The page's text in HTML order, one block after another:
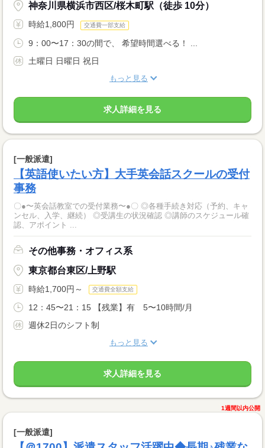
神奈川県横浜市西区/桜木町駅（徒歩 10分）
時給1,800円 交通費一部支給
9：00〜17：30の間で、 希望時間選べる！ ...
土曜日 日曜日 祝日
もっと見る
求人詳細を見る
[一般派遣]
【英語使いたい方】大手英会話スクールの受付
事務
〇●〜英会話教室での受付業務〜●〇 ◎各種手続き対応（予約、キャ
ンセル、入学、継続） ◎受講生の状況確認 ◎講師のスケジュール確
認、アポイント ...
その他事務・オフィス系
東京都台東区/上野駅
時給1,700円～ 交通費全額支給
12：45〜21：15 【残業】有 5〜10時間/月
週休2日のシフト制
もっと見る
求人詳細を見る
1週間以内公開
[一般派遣]